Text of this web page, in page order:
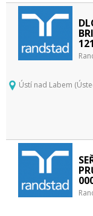
Ústí nad Labem